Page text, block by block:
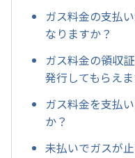
ガス料金の支払
なりますか？
ガス料金の領収
発行してもらえ
ガス料金を支払
か？
未払いでガスが